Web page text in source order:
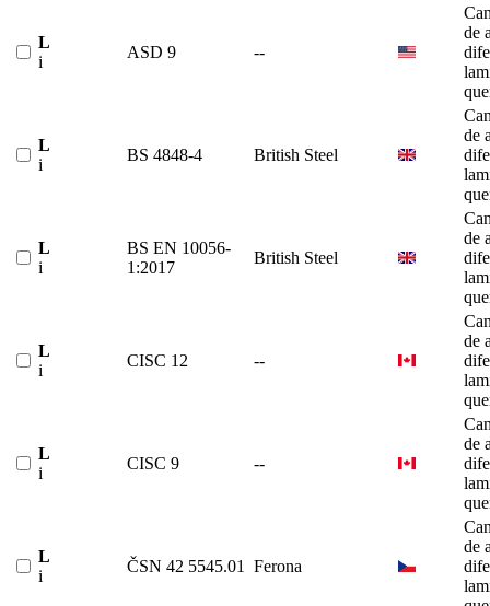
L
i
ASD 9 --
de
L
i
BS 4848-4 British Steel
de
L
i
BS EN 10056-
1:2017
British Steel
de
L
i
CISC 12 --
de
L
i
CISC 9 --
de
L
i
ČSN 42 5545.01 Ferona
de